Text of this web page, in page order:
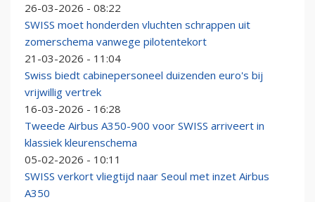
26-03-2026 - 08:22
SWISS moet honderden vluchten schrappen uit
zomerschema vanwege pilotentekort
21-03-2026 - 11:04
Swiss biedt cabinepersoneel duizenden euro's bij
vrijwillig vertrek
16-03-2026 - 16:28
Tweede Airbus A350-900 voor SWISS arriveert in
klassiek kleurenschema
05-02-2026 - 10:11
SWISS verkort vliegtijd naar Seoul met inzet Airbus
A350